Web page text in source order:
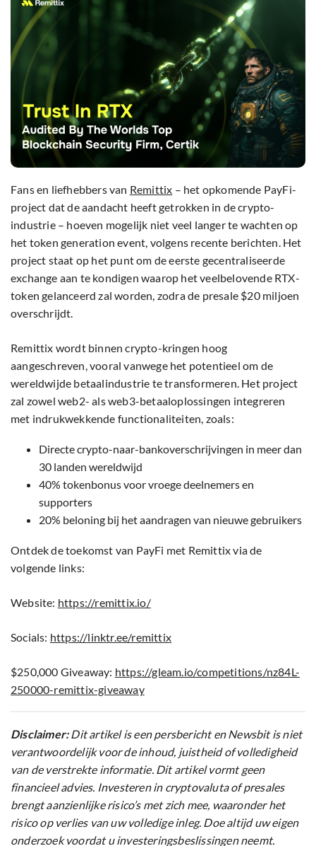
Fans en liefhebbers van Remittix – het opkomende PayFi-
project dat de aandacht heeft getrokken in de crypto-
industrie – hoeven mogelijk niet veel langer te wachten op
het token generation event, volgens recente berichten. Het
project staat op het punt om de eerste gecentraliseerde
exchange aan te kondigen waarop het veelbelovende RTX-
token gelanceerd zal worden, zodra de presale $20 miljoen
overschrijdt.
Remittix wordt binnen crypto-kringen hoog
aangeschreven, vooral vanwege het potentieel om de
wereldwijde betaalindustrie te transformeren. Het project
zal zowel web2- als web3-betaaloplossingen integreren
met indrukwekkende functionaliteiten, zoals:
Directe crypto-naar-bankoverschrijvingen in meer dan
30 landen wereldwijd
40% tokenbonus voor vroege deelnemers en
supporters
20% beloning bij het aandragen van nieuwe gebruikers
Ontdek de toekomst van PayFi met Remittix via de
volgende links:
Website: https://remittix.io/
Socials: https://linktr.ee/remittix
$250,000 Giveaway: https://gleam.io/competitions/nz84L-
250000-remittix-giveaway
Disclaimer:Dit artikel is een persbericht en Newsbit is niet
verantwoordelijk voor de inhoud, juistheid of volledigheid
van de verstrekte informatie. Dit artikel vormt geen
financieel advies. Investeren in cryptovaluta of presales
brengt aanzienlijke risico’s met zich mee, waaronder het
risico op verlies van uw volledige inleg. Doe altijd uw eigen
onderzoek voordat u investeringsbeslissingen neemt.